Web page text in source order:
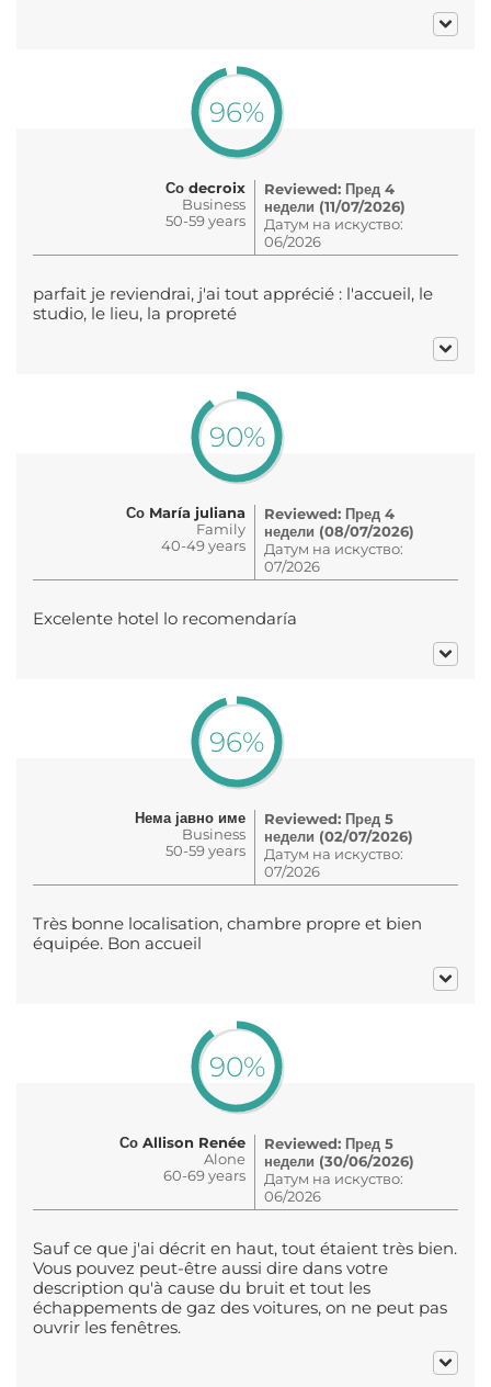
96%
Со decroix
Business
50-59 years
Reviewed: Пред 4
недели (11/07/2026)
Датум на искуство:
06/2026
parfait je reviendrai, j'ai tout apprécié : l'accueil, le
studio, le lieu, la propreté
90%
Со María juliana
Family
40-49 years
Reviewed: Пред 4
недели (08/07/2026)
Датум на искуство:
07/2026
Excelente hotel lo recomendaría
96%
Нема јавно име
Business
50-59 years
Reviewed: Пред 5
недели (02/07/2026)
Датум на искуство:
07/2026
Très bonne localisation, chambre propre et bien
équipée. Bon accueil
90%
Со Allison Renée
Alone
60-69 years
Reviewed: Пред 5
недели (30/06/2026)
Датум на искуство:
06/2026
Sauf ce que j'ai décrit en haut, tout étaient très bien.
Vous pouvez peut-être aussi dire dans votre
description qu'à cause du bruit et tout les
échappements de gaz des voitures, on ne peut pas
ouvrir les fenêtres.